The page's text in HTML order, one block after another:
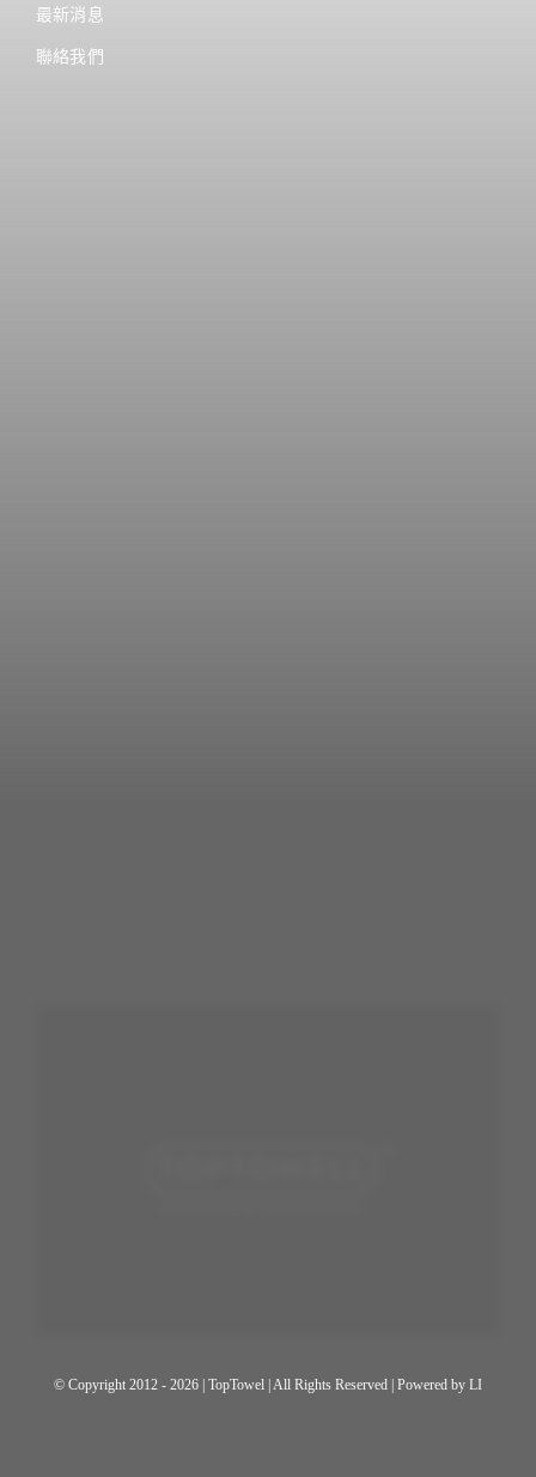
最新消息
聯絡我們
© Copyright 2012 - 2026 | TopTowel | All Rights Reserved | Powered by LI